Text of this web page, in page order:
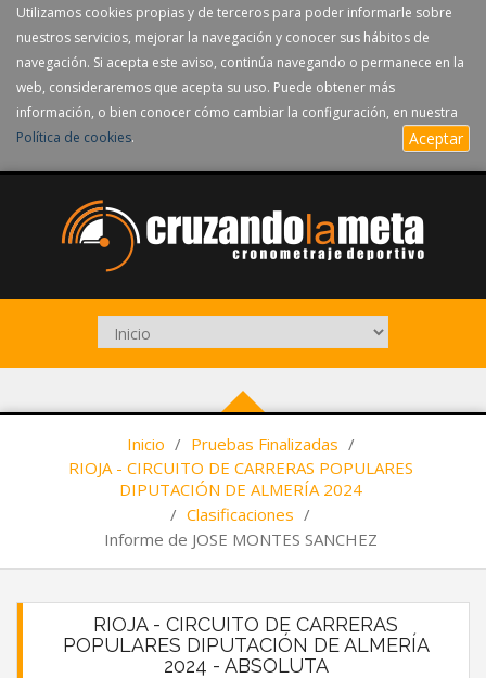
Utilizamos cookies propias y de terceros para poder informarle sobre
nuestros servicios, mejorar la navegación y conocer sus hábitos de
navegación. Si acepta este aviso, continúa navegando o permanece en la
web, consideraremos que acepta su uso. Puede obtener más
información, o bien conocer cómo cambiar la configuración, en nuestra
Política de cookies. Aceptar
Inicio / Pruebas Finalizadas /
RIOJA - CIRCUITO DE CARRERAS POPULARES
DIPUTACIÓN DE ALMERÍA 2024
/ Clasificaciones /
Informe de JOSE MONTES SANCHEZ
RIOJA - CIRCUITO DE CARRERAS
POPULARES DIPUTACIÓN DE ALMERÍA
2024 - ABSOLUTA